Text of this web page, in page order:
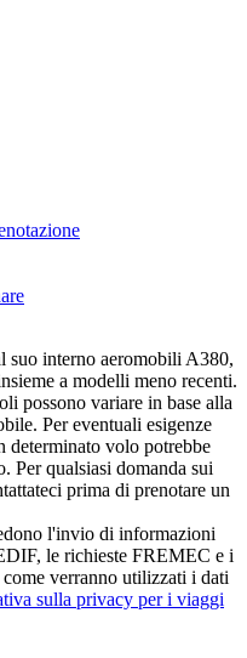
suo interno aeromobili A380,
a modelli meno recenti.
possono variare in base alla
Per eventuali esigenze
determinato volo potrebbe
Per qualsiasi domanda sui
prima di prenotare un
l'invio di informazioni
le richieste FREMEC e i
verranno utilizzati i dati
sulla privacy per i viaggi